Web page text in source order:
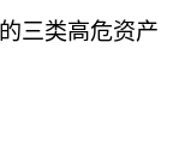
三类高危资产